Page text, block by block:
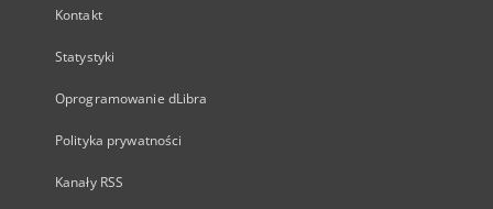
Kontakt
Statystyki
Oprogramowanie dLibra
Polityka prywatności
Kanały RSS